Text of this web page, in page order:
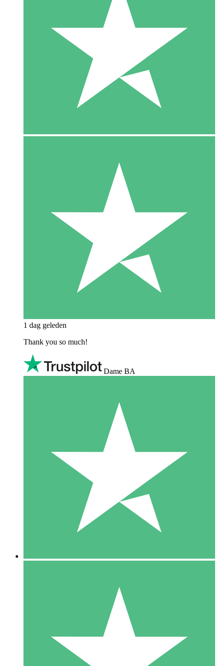
1 dag geleden
Thank you so much!
Dame BA